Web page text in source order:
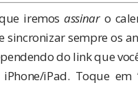
iremosassinaro
sincronizar sempre os
do link que
iPad. Toque em